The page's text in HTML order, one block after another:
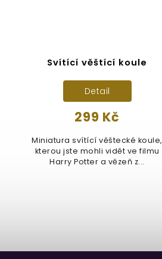
Svítící věštící koule
299 Kč
Detail
Miniatura svítící věštecké koule,
kterou jste mohli vidět ve filmu
Harry Potter a vězeň z...